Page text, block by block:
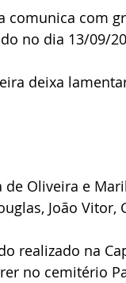
comunica com
no dia 13/09/
deixa
de Oliveira e
João
realizado na
no cemitério